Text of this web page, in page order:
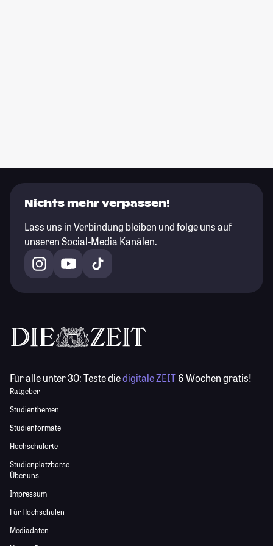
Nichts mehr verpassen!
Lass uns in Verbindung bleiben und folge uns auf
unseren Social-Media Kanälen.
Für alle unter 30:Teste diedigitale ZEIT6 Wochen gratis!
Ratgeber
Studienthemen
Studienformate
Hochschulorte
Studienplatzbörse
Über uns
Impressum
Für Hochschulen
Mediadaten